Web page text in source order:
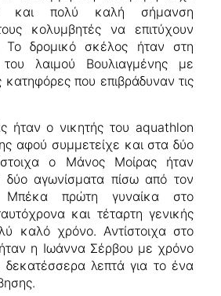
και πολύ καλή σήμανση
κολυμβητές να επιτύχουν
Το δρομικό σκέλος ήταν στη
λαιμού Βουλιαγμένης με
που επιβράδυναν τις
ήταν ο νικητής του aquathlon
αφού συμμετείχε και στα δύο
ο Μάνος Μοίρας ήταν
δύο αγωνίσματα πίσω από τον
πρώτη γυναίκα στο
και τέταρτη γενικής
καλό χρόνο. Αντίστοιχα στο
ήταν η Ιωάννα Σέρβου με χρόνο
λεπτά για το ένα